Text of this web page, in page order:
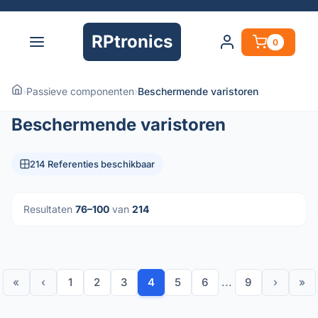
RPtronics 0
›Passieve componenten›Beschermende varistoren
Beschermende varistoren
214 Referenties beschikbaar
Resultaten 76–100 van 214
« ‹ 1 2 3 4 5 6 ... 9 › »